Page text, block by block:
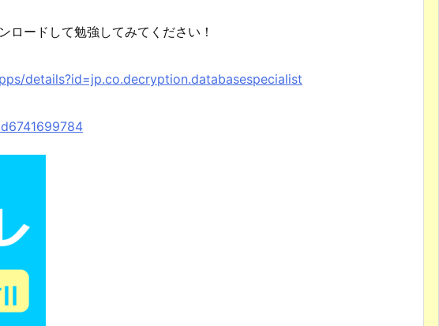
ロードして勉強してみてください！
details?id=jp.co.decryption.databasespecialist